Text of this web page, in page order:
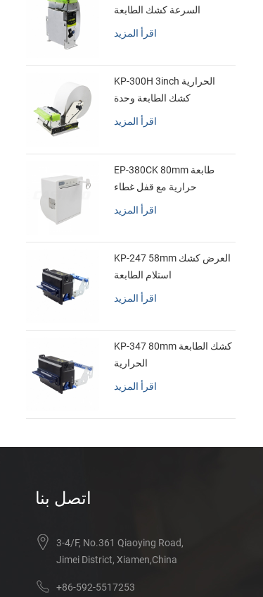
السرعة كشك الطابعة
الحرارية
اقرأ المزيد
KP-300H 3inch الحرارية
كشك الطابعة وحدة
اقرأ المزيد
EP-380CK 80mm طابعة
حرارية مع قفل غطاء
اقرأ المزيد
KP-247 58mm العرض كشك
استلام الطابعة
اقرأ المزيد
KP-347 80mm كشك الطابعة
الحرارية
اقرأ المزيد
اتصل بنا
3-4/F, No.361 Qiaoying Road,
Jimei District, Xiamen,China
+86-592-5517253